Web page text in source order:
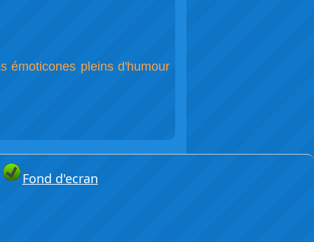
émoticones pleins d'humour
Fond d'ecran